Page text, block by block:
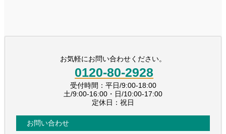
お気軽にお問い合わせください。
0120-80-2928
受付時間：平日/9:00-18:00
土/9:00-16:00・日/10:00-17:00
定休日：祝日
お問い合わせ